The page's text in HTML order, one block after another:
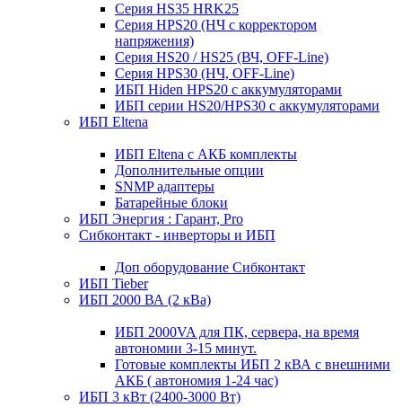
Серия HS35 HRK25
Серия HPS20 (НЧ с корректором
напряжения)
Серия HS20 / HS25 (ВЧ, OFF-Line)
Серия HPS30 (НЧ, OFF-Line)
ИБП Hiden HPS20 с аккумуляторами
ИБП серии HS20/HPS30 с аккумуляторами
ИБП Eltena
ИБП Eltena с АКБ комплекты
Дополнительные опции
SNMP адаптеры
Батарейные блоки
ИБП Энергия : Гарант, Pro
Сибконтакт - инверторы и ИБП
Доп оборудование Сибконтакт
ИБП Tieber
ИБП 2000 ВА (2 кВа)
ИБП 2000VA для ПК, сервера, на время
автономии 3-15 минут.
Готовые комплекты ИБП 2 кВА с внешними
АКБ ( автономия 1-24 час)
ИБП 3 кВт (2400-3000 Вт)